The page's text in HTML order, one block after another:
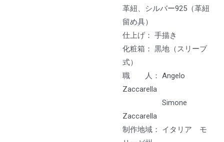
革紐、シルバー925（革紐
留め具）
仕上げ： 手描き
化粧箱： 黒地（スリーブ
式）
職 人： Angelo
Zaccarella
Simone
Zaccarella
制作地域： イタリア モ